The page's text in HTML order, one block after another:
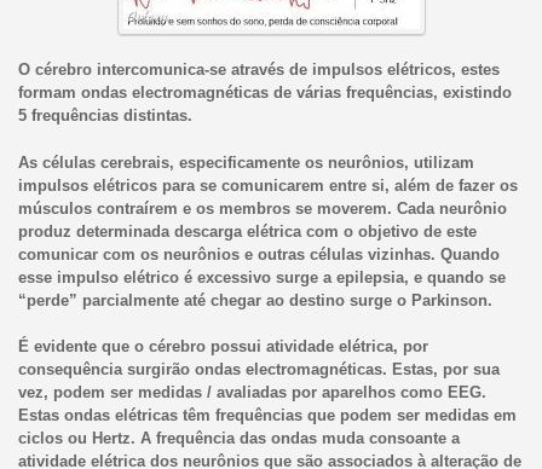
O cérebro intercomunica-se através de impulsos elétricos, estes
formam ondas electromagnéticas de várias frequências, existindo
5 frequências distintas.
As células cerebrais, especificamente os neurônios, utilizam
impulsos elétricos para se comunicarem entre si, além de fazer os
músculos contraírem e os membros se moverem. Cada neurônio
produz determinada descarga elétrica com o objetivo de este
comunicar com os neurônios e outras células vizinhas. Quando
esse impulso elétrico é excessivo surge a epilepsia, e quando se
“perde” parcialmente até chegar ao destino surge o Parkinson.
É evidente que o cérebro possui atividade elétrica, por
consequência surgirão ondas electromagnéticas. Estas, por sua
vez, podem ser medidas / avaliadas por aparelhos como EEG.
Estas ondas elétricas têm frequências que podem ser medidas em
ciclos ou Hertz. A frequência das ondas muda consoante a
atividade elétrica dos neurônios que são associados à alteração de